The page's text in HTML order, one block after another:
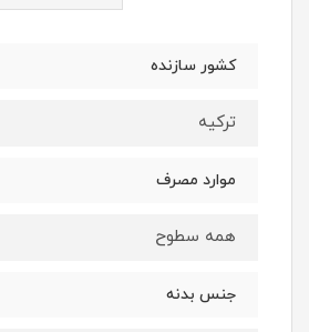
کشور سازنده
ترکیه
موارد مصرف
همه سطوح
جنس بدنه